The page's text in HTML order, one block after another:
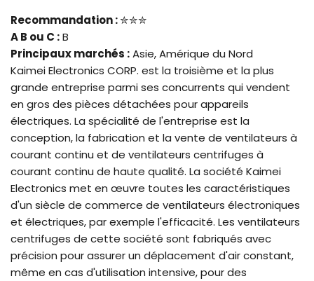
Recommandation :✮✮✮
A B ou C :B
Principaux marchés :Asie, Amérique du Nord
Kaimei Electronics CORP. est la troisième et la plus
grande entreprise parmi ses concurrents qui vendent
en gros des pièces détachées pour appareils
électriques. La spécialité de l'entreprise est la
conception, la fabrication et la vente de ventilateurs à
courant continu et de ventilateurs centrifuges à
courant continu de haute qualité. La société Kaimei
Electronics met en œuvre toutes les caractéristiques
d'un siècle de commerce de ventilateurs électroniques
et électriques, par exemple l'efficacité. Les ventilateurs
centrifuges de cette société sont fabriqués avec
précision pour assurer un déplacement d'air constant,
même en cas d'utilisation intensive, pour des